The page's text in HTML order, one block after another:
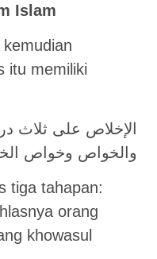
Islam
itu memiliki
الإخلاص على ثلاث
والخواص وخواص
tiga tahapan:
orang
khowasul